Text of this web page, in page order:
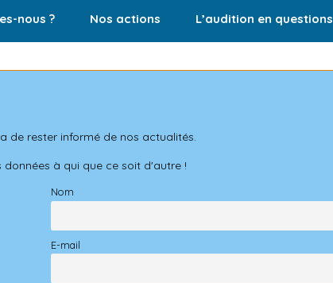
nous ? Nos actions L’audition en questions
de rester informé de nos actualités.
à qui que ce soit d'autre !
Nom
E-mail